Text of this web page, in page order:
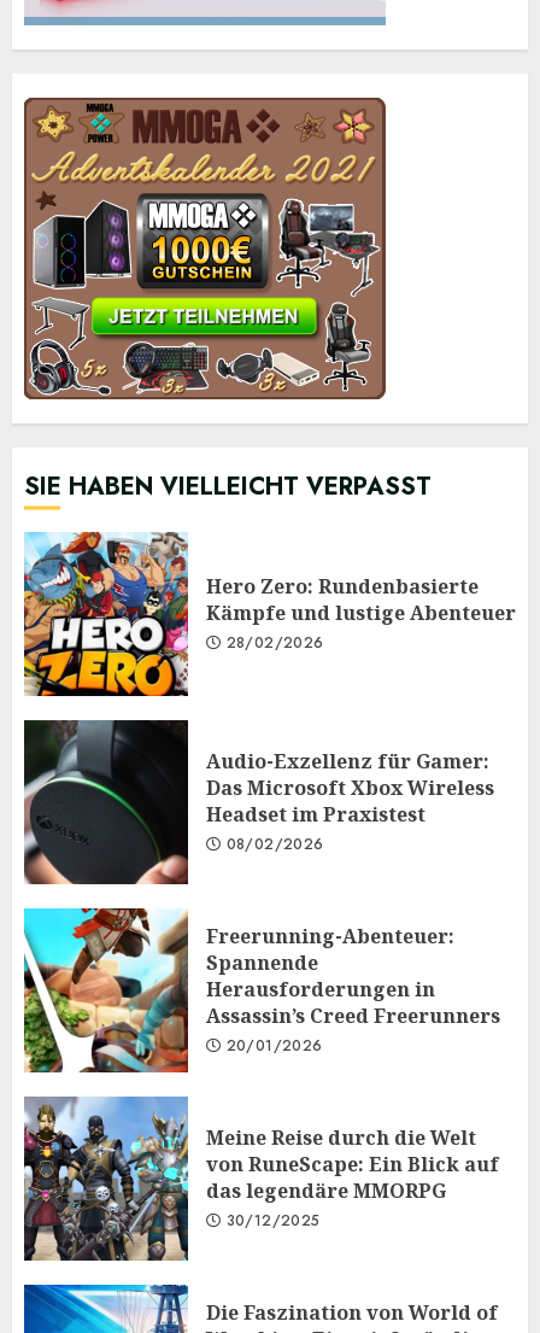
SIE HABEN VIELLEICHT VERPASST
Hero Zero: Rundenbasierte
Kämpfe und lustige Abenteuer
28/02/2026
Audio-Exzellenz für Gamer:
Das Microsoft Xbox Wireless
Headset im Praxistest
08/02/2026
Freerunning-Abenteuer:
Spannende
Herausforderungen in
Assassin’s Creed Freerunners
20/01/2026
Meine Reise durch die Welt
von RuneScape: Ein Blick auf
das legendäre MMORPG
30/12/2025
Die Faszination von World of